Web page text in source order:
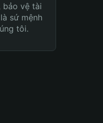
bảo vệ tài
sứ mệnh
tôi.